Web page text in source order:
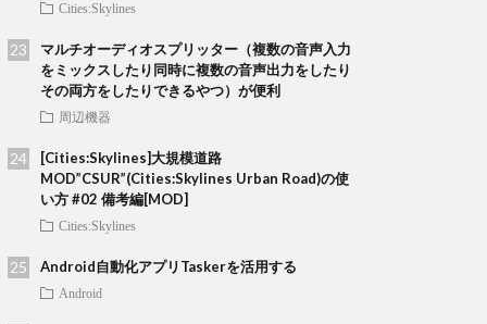
Cities:Skylines
マルチオーディオスプリッター（複数の音声入力
をミックスしたり同時に複数の音声出力をしたり
その両方をしたりできるやつ）が便利
周辺機器
[Cities:Skylines]大規模道路
MOD”CSUR”(Cities:Skylines Urban Road)の使
い方 #02 備考編[MOD]
Cities:Skylines
Android自動化アプリTaskerを活用する
Android